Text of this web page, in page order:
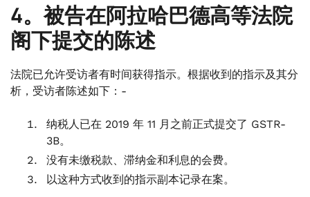
4。被告在阿拉哈巴德高等法院
阁下提交的陈述
法院已允许受访者有时间获得指示。根据收到的指示及其分
析，受访者陈述如下：-
纳税人已在 2019 年 11 月之前正式提交了 GSTR-
3B。
没有未缴税款、滞纳金和利息的会费。
以这种方式收到的指示副本记录在案。